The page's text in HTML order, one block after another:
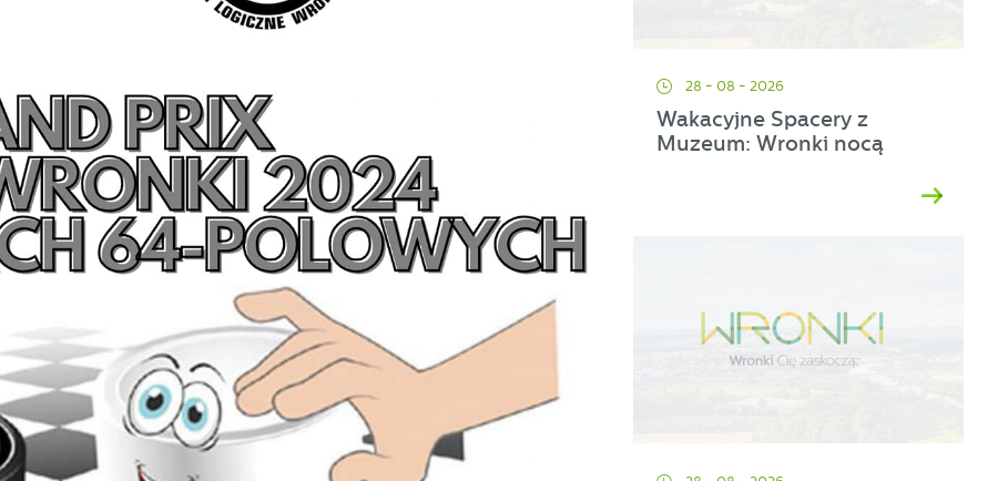
28 - 08 - 2026
Wakacyjne Spacery z
Muzeum: Wronki nocą
Ustawienia
Szanujemy Twoją prywatność. Możesz zmienić ustawienia cookies lub zaakceptować
je wszystkie. W dowolnym momencie możesz dokonać zmiany swoich ustawień.